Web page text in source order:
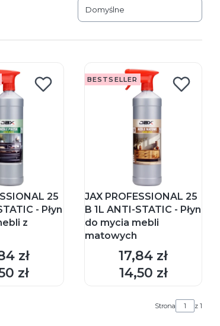
Domyślne
25
- Płyn
z
zł
zł
BESTSELLER
JAX PROFESSIONAL 25
B 1L ANTI-STATIC - Płyn
do mycia mebli
matowych
Cena
17,84 zł
Cena
14,50 zł
DO KOSZYKA
Strona z 1